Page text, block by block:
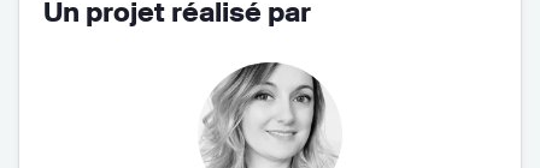
Un projet réalisé par